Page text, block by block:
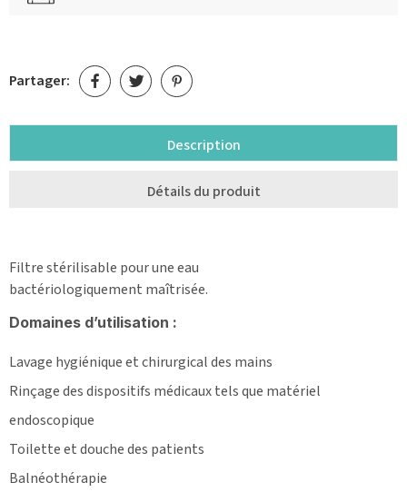
Partager:
Description
Détails du produit
Filtre stérilisable pour une eau
bactériologiquement maîtrisée.
Domaines d’utilisation :
Lavage hygiénique et chirurgical des mains
Rinçage des dispositifs médicaux tels que matériel
endoscopique
Toilette et douche des patients
Balnéothérapie